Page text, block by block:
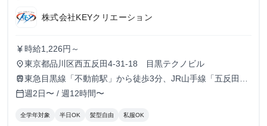
株式会社KEYクリエーション
currency_yen 時給1,226円～
place東京都品川区西五反田4-31-18 目黒テクノビル
train東急目黒線「不動前駅」から徒歩3分、JR山手線「五反田
駅」から徒歩15分
calendar_today週2日〜 / 週12時間〜
全学年対象 半日OK 髪型自由 私服OK